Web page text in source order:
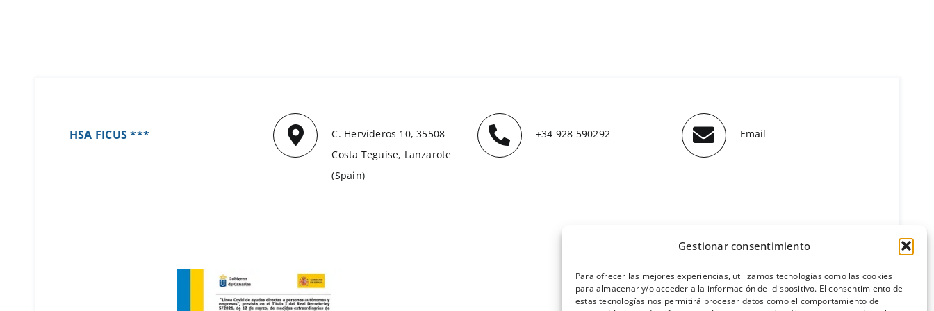
Gestionar consentimiento
Para ofrecer las mejores experiencias, utilizamos tecnologías como las cookies
para almacenar y/o acceder a la información del dispositivo. El consentimiento de
estas tecnologías nos permitirá procesar datos como el comportamiento de
HSA FICUS ***
C. Hervideros 10, 35508
Costa Teguise, Lanzarote
(Spain)
+34 928 590292 Email